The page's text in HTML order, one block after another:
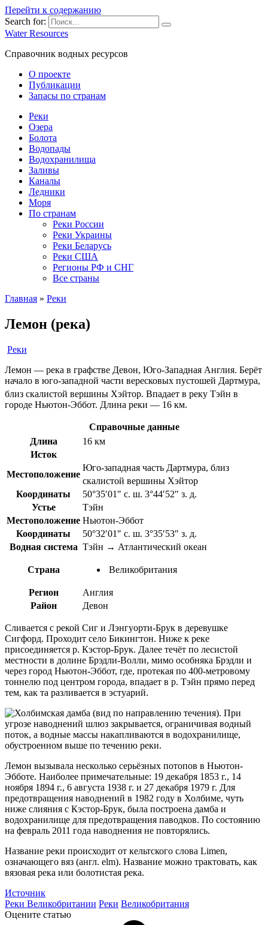
Перейти к содержанию
Search for:
Water Resources
Справочник водных ресурсов
О проекте
Публикации
Запасы по странам
Реки
Озера
Болота
Водопады
Водохранилища
Заливы
Каналы
Ледники
Моря
По странам
Реки России
Реки Украины
Реки Беларусь
Реки США
Регионы РФ и СНГ
Все страны
Главная » Реки
Лемон (река)
Реки
Лемон — река в графстве Девон, Юго-Западная Англия. Берёт
начало в юго-западной части вересковых пустошей Дартмура,
близ скалистой вершины Хэйтор. Впадает в реку Тэйн в
городе Ньютон-Эббот. Длина реки — 16 км.
Справочные данные
Длина
16 км
Исток
Местоположение
Юго-западная часть Дартмура, близ
скалистой вершины Хэйтор
Координаты
50°35′01″ с. ш. 3°44′52″ з. д.
Устье
Тэйн
Местоположение Ньютон-Эббот
Координаты
50°32′01″ с. ш. 3°35′53″ з. д.
Водная система Тэйн → Атлантический океан
Страна Великобритания
Регион
Англия
Район
Девон
Сливается с рекой Сиг и Лэнгуорти-Брук в деревушке
Сигфорд. Проходит село Бикингтон. Ниже к реке
присоединяется р. Кэстор-Брук. Далее течёт по лесистой
местности в долине Брэдли-Волли, мимо особняка Брэдли и
через город Ньютон-Эббот, где, протекая по 400-метровому
тоннелю под центром города, впадает в р. Тэйн прямо перед
тем, как та разливается в эстуарий.
Лемон вызывала несколько серьёзных потопов в Ньютон-
Эбботе. Наиболее примечательные: 19 декабря 1853 г., 14
ноября 1894 г., 6 августа 1938 г. и 27 декабря 1979 г. Для
предотвращения наводнений в 1982 году в Холбиме, чуть
ниже слияния с Кэстор-Брук, была построена дамба и
водохранилище для предотвращения паводков. По состоянию
на февраль 2011 года наводнения не повторялись.
Название реки происходит от кельтского слова Limen,
означающего вяз (англ. elm). Название можно трактовать, как
вязовая река или болотистая река.
Источник
Реки Великобритании Реки Великобритания
Оцените статью